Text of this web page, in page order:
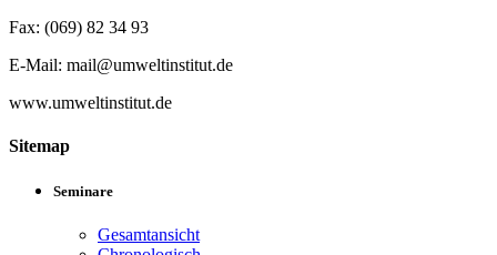
Fax: (069) 82 34 93
E-Mail: mail@umweltinstitut.de
www.umweltinstitut.de
Sitemap
Seminare
Gesamtansicht